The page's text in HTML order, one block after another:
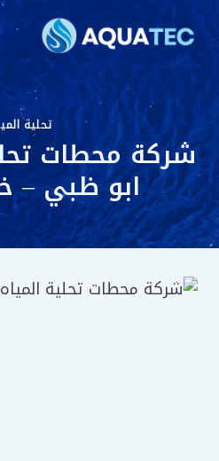
التجاوز
إلى
المحتوى
تحلية
شركة محطات
ابو ظبي –